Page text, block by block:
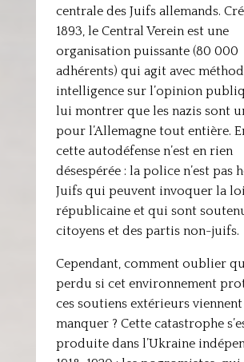
centrale des Juifs allemands.
1893, le Central Verein est une
organisation puissante (80 000
adhérents) qui agit avec
intelligence sur l’opinion
lui montrer que les nazis sont
pour l’Allemagne tout entière.
cette autodéfense n’est en rien
désespérée : la police n’est pas
Juifs qui peuvent invoquer la loi
républicaine et qui sont
citoyens et des partis non-juifs.
Cependant, comment oublier
perdu si cet environnement
ces soutiens extérieurs viennent
manquer ? Cette catastrophe
produite dans l’Ukraine